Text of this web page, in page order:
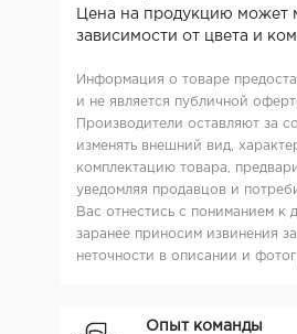
Цена на продукцию может
зависимости от цвета и
Информация о товаре
и не является публичной
Производители оставляют за
изменять внешний вид,
комплектацию товара,
уведомляя продавцов и
Вас отнестись с пониманием к
заранее приносим извинения
неточности в описании и
Опыт команды